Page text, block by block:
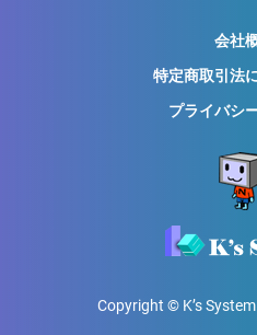
会社
特定商取引法
プライバシ
Copyright © K’s